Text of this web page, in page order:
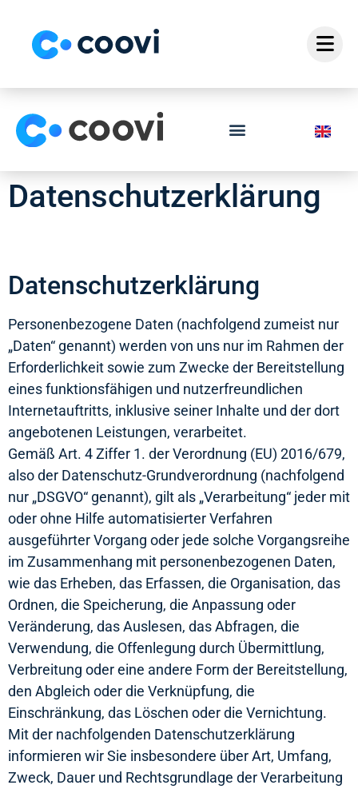
Datenschutzerklärung
Datenschutzerklärung
Personenbezogene Daten (nachfolgend zumeist nur
„Daten“ genannt) werden von uns nur im Rahmen der
Erforderlichkeit sowie zum Zwecke der Bereitstellung
eines funktionsfähigen und nutzerfreundlichen
Internetauftritts, inklusive seiner Inhalte und der dort
angebotenen Leistungen, verarbeitet.
Gemäß Art. 4 Ziffer 1. der Verordnung (EU) 2016/679,
also der Datenschutz-Grundverordnung (nachfolgend
nur „DSGVO“ genannt), gilt als „Verarbeitung“ jeder mit
oder ohne Hilfe automatisierter Verfahren
ausgeführter Vorgang oder jede solche Vorgangsreihe
im Zusammenhang mit personenbezogenen Daten,
wie das Erheben, das Erfassen, die Organisation, das
Ordnen, die Speicherung, die Anpassung oder
Veränderung, das Auslesen, das Abfragen, die
Verwendung, die Offenlegung durch Übermittlung,
Verbreitung oder eine andere Form der Bereitstellung,
den Abgleich oder die Verknüpfung, die
Einschränkung, das Löschen oder die Vernichtung.
Mit der nachfolgenden Datenschutzerklärung
informieren wir Sie insbesondere über Art, Umfang,
Zweck, Dauer und Rechtsgrundlage der Verarbeitung